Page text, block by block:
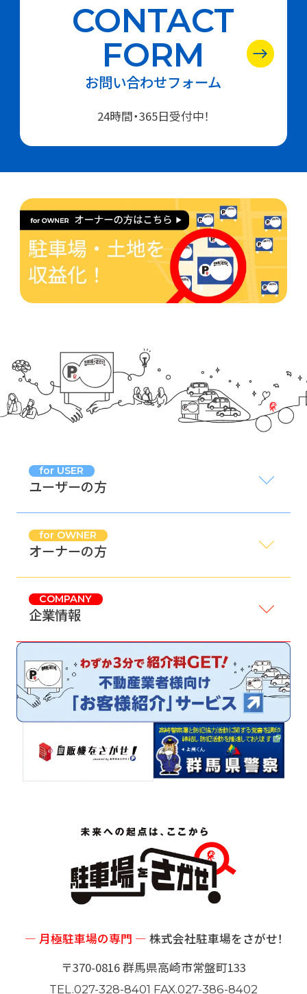
CONTACT
FORM
お問い合わせフォーム
24時間・365日受付中！
for USER
ユーザーの方
for OWNER
オーナーの方
COMPANY
企業情報
サイトマップ
プライバシーポリシー
― 月極駐車場の専門 ― 株式会社駐車場をさがせ！
〒370-0816 群馬県高崎市常盤町133
TEL.027-328-8401 FAX.027-386-8402